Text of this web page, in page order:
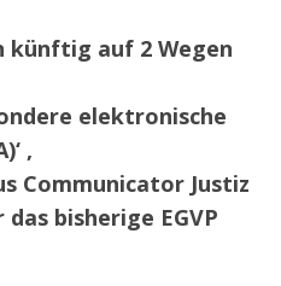
künftig auf 2 Wegen
elektronische
,
Communicator Justiz
bisherige EGVP